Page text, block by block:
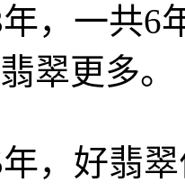
年，一共
翠更多。
年，好翡